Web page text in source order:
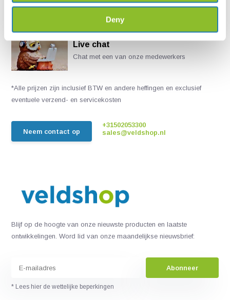
Deny
Live chat
Chat met een van onze medewerkers
*Alle prijzen zijn inclusief BTW en andere heffingen en exclusief
eventuele verzend- en servicekosten
Neem contact op
+31502053300
sales@veldshop.nl
Blijf op de hoogte van onze nieuwste producten en laatste
ontwikkelingen. Word lid van onze maandelijkse nieuwsbrief:
Abonneer
* Lees hier de wettelijke beperkingen